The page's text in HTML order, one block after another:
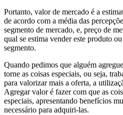
Portanto, valor de mercado é a
de acordo com a média das
segmento de mercado, e, preço de
qual se estima vender este produto
segmento.
Quando pedimos que alguém
torne as coisas especiais, ou seja,
para valorizar mais a oferta, a
Agregar valor é fazer com que as
especiais, apresentando benefícios
necessário para adquiri-las.